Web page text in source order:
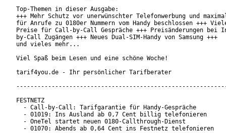
Top-Themen in dieser Ausgabe:
+++ Mehr Schutz vor unerwünschter Telefonwerbung und
für Anrufe zu 0180er Nummern vom Handy beschlossen +++
Preise für Call-by-Call Gespräche +++ Preisänderungen bei
by-Call Zugängen +++ Neues Dual-SIM-Handy von Samsung +++
und vieles mehr...
Viel Spaß beim Lesen und eine schöne Woche!
tarif4you.de - Ihr persönlicher Tarifberater
FESTNETZ
  - Call-by-Call: Tarifgarantie für Handy-Gespräche
  - 01019: Ins Ausland ab 0,7 Cent billig telefonieren
  - OneTel startet neuen 0180-Callthrough-Dienst
  - 01070: Abends ab 0,64 Cent ins Festnetz telefonieren